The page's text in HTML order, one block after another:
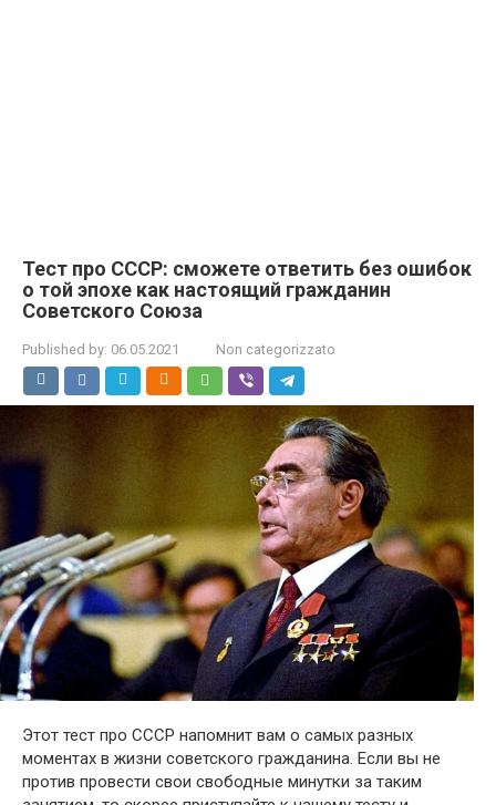
Тест про СССР: сможете ответить без ошибок
о той эпохе как настоящий гражданин
Советского Союза
Published by: 06.05.2021 Non categorizzato
Этот тест про СССР напомнит вам о самых разных
моментах в жизни советского гражданина. Если вы не
против провести свои свободные минутки за таким